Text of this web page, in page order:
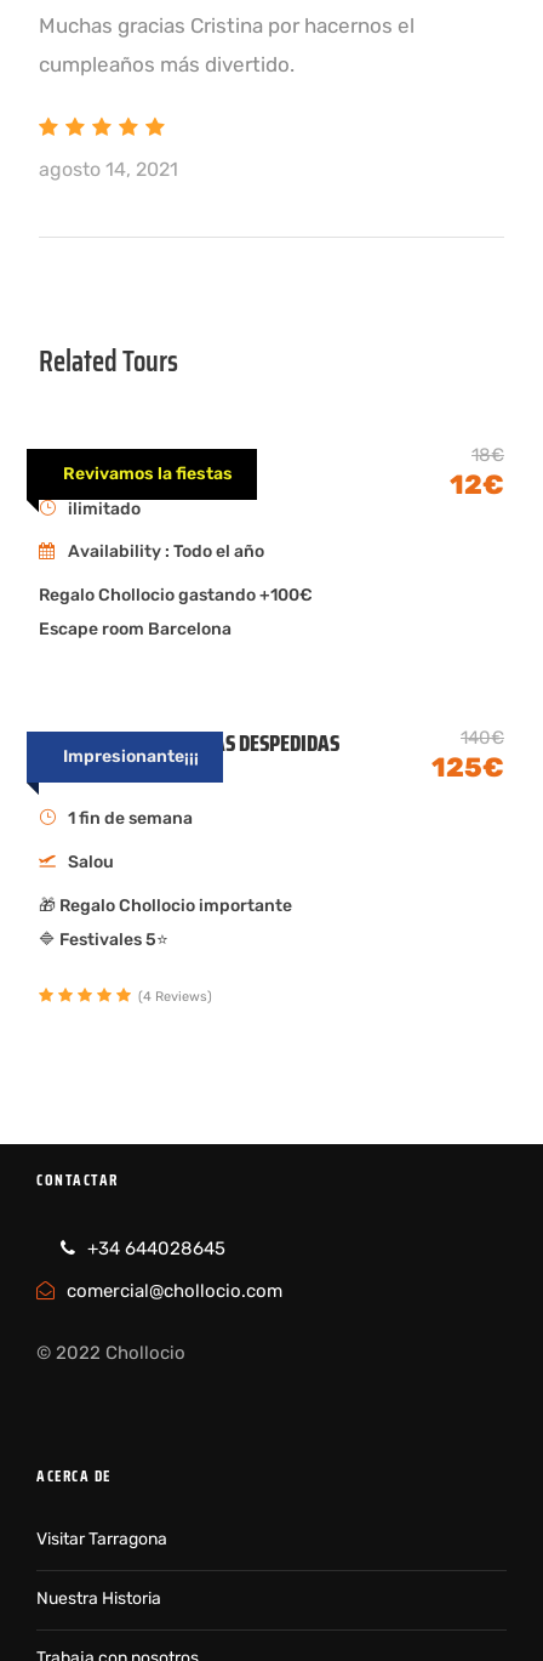
Related Tours
Revivamos la fiestas
Magos en Girona 18€
12€
ilimitado
Availability : Todo el año
Regalo Chollocio gastando +100€
Escape room Barcelona
Impresionante¡¡¡
FINDE EN LA ISLA DE LAS DESPEDIDAS
SALOU
140€
125€
1 fin de semana
Salou
🎁 Regalo Chollocio importante
🔷 Festivales 5⭐
(4 Reviews)
Muchas gracias Cristina por hacernos el
cumpleaños más divertido.
agosto 14, 2021
CONTACTAR
+34 644028645
comercial@chollocio.com
© 2022 Chollocio
ACERCA DE
Visitar Tarragona
Nuestra Historia